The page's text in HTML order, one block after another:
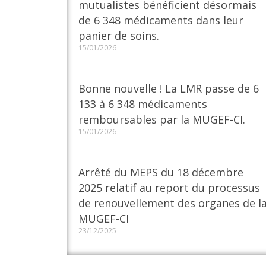
mutualistes bénéficient désormais
de 6 348 médicaments dans leur
panier de soins.
15/01/2026
Bonne nouvelle ! La LMR passe de 6
133 à 6 348 médicaments
remboursables par la MUGEF-CI.
15/01/2026
Arrêté du MEPS du 18 décembre
2025 relatif au report du processus
de renouvellement des organes de
MUGEF-CI
23/12/2025